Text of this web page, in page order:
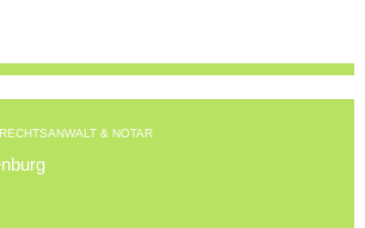
RECHTSANWALT & NOTAR